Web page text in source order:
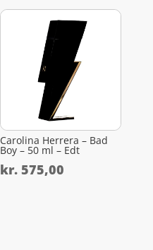
Carolina Herrera – Bad
Boy – 50 ml – Edt
kr. 575,00